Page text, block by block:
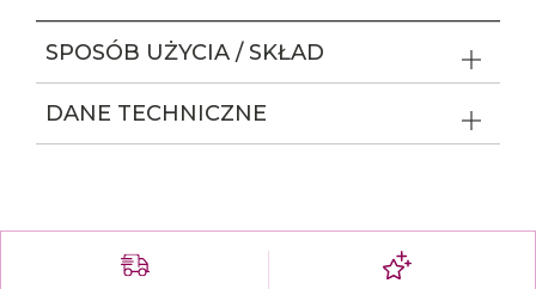
SPOSÓB UŻYCIA / SKŁAD
DANE TECHNICZNE